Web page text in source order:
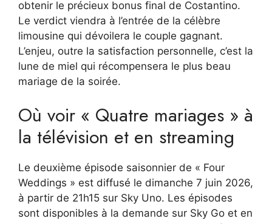
obtenir le précieux bonus final de Costantino.
Le verdict viendra à l’entrée de la célèbre
limousine qui dévoilera le couple gagnant.
L’enjeu, outre la satisfaction personnelle, c’est la
lune de miel qui récompensera le plus beau
mariage de la soirée.
Où voir « Quatre mariages » à
la télévision et en streaming
Le deuxième épisode saisonnier de « Four
Weddings » est diffusé le dimanche 7 juin 2026,
à partir de 21h15 sur Sky Uno. Les épisodes
sont disponibles à la demande sur Sky Go et en